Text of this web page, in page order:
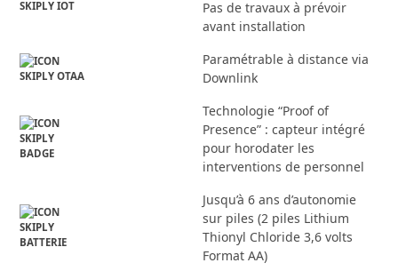
Pas de travaux à prévoir
avant installation
Paramétrable à distance via
Downlink
Technologie “Proof of
Presence” : capteur intégré
pour horodater les
interventions de personnel
Jusqu’à 6 ans d’autonomie
sur piles (2 piles Lithium
Thionyl Chloride 3,6 volts
Format AA)